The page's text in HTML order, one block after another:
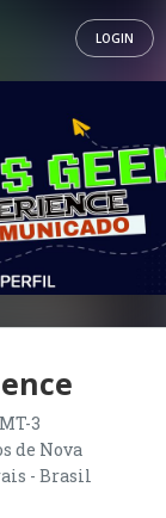
LOGIN
3
de Nova
- Brasil